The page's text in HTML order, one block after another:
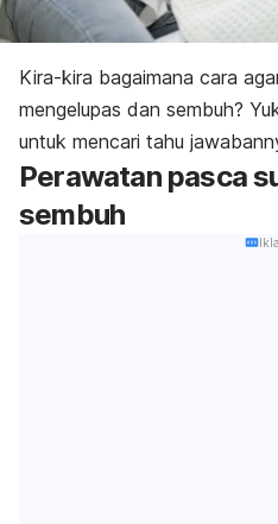
Kira-kira bagaimana cara
mengelupas dan sembuh?
untuk mencari tahu
Perawatan pasca
sembuh